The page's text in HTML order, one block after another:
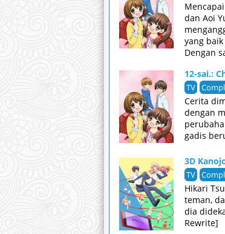
dan Aoi
yang
Dengan
Tokimeki
12-sai.:
TV
Cerita
dengan
gadis
3D
TV
Hikari
teman,
dia
Rewrite]